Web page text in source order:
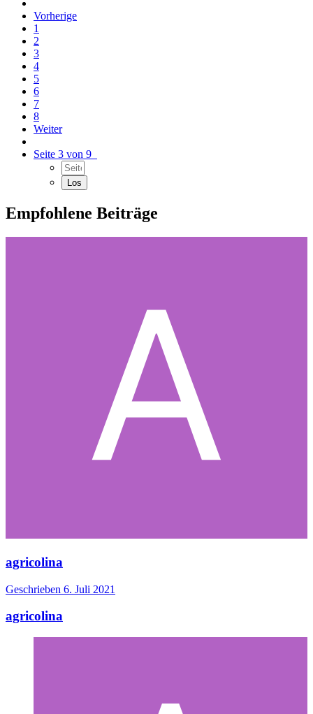
Vorherige
1
2
3
4
5
6
7
8
Weiter
Seite 3 von 9
Empfohlene Beiträge
agricolina
Geschrieben 6. Juli 2021
agricolina